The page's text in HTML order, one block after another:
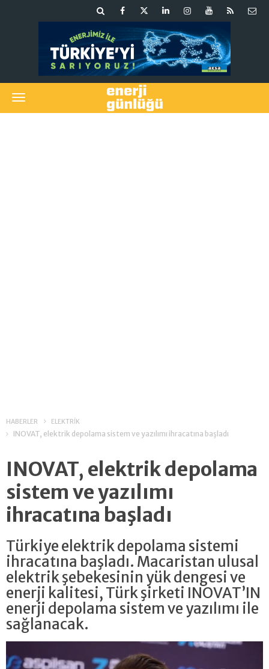
HABERLER ELEKTRİK
INOVAT, elektrik depolama sistem ve yazılımı ihracatına başladı
INOVAT, elektrik depolama
sistem ve yazılımı
ihracatına başladı
Türkiye elektrik depolama sistemi
ihracatına başladı. Macaristan ulusal
elektrik şebekesinin yük dengesi ve
enerji kalitesi, Türk şirketi INOVAT’IN
enerji depolama sistem ve yazılımı ile
sağlanacak.